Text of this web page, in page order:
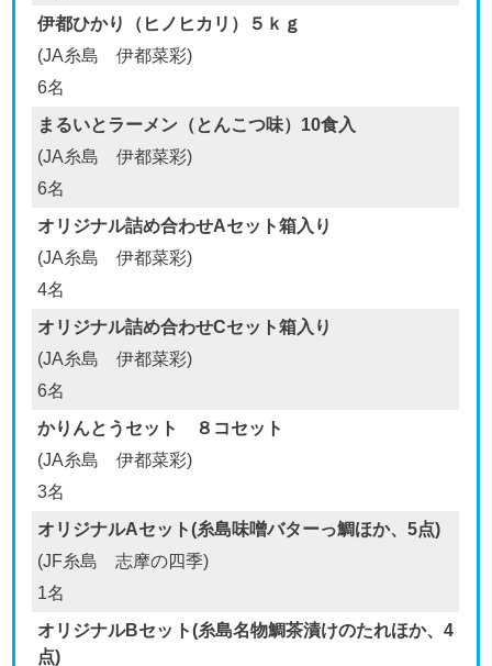
伊都ひかり（ヒノヒカリ）５ｋｇ
(JA糸島 伊都菜彩)
6名
まるいとラーメン（とんこつ味）10食入
(JA糸島 伊都菜彩)
6名
オリジナル詰め合わせAセット箱入り
(JA糸島 伊都菜彩)
4名
オリジナル詰め合わせCセット箱入り
(JA糸島 伊都菜彩)
6名
かりんとうセット ８コセット
(JA糸島 伊都菜彩)
3名
オリジナルAセット(糸島味噌バターっ鯛ほか、5点)
(JF糸島 志摩の四季)
1名
オリジナルBセット(糸島名物鯛茶漬けのたれほか、4
点)